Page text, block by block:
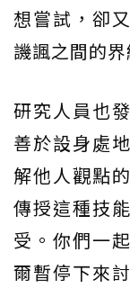
想嘗試，卻
譏諷之間的界
研究人員也
善於設身處
解他人觀點
傳授這種技
受。你們一
爾暫停下來